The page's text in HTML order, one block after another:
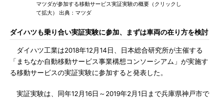
マツダが参加する移動サービス実証実験の概要（クリックし
て拡大） 出典：マツダ
ダイハツも乗り合い実証実験に参加、まずは車両の在り方を検討
ダイハツ工業は2018年12月14日、日本総合研究所が主催する
「まちなか自動移動サービス事業構想コンソーシアム」が実施す
る移動サービスの実証実験に参加すると発表した。
実証実験は、同年12月16日～2019年2月1日まで兵庫県神戸市で